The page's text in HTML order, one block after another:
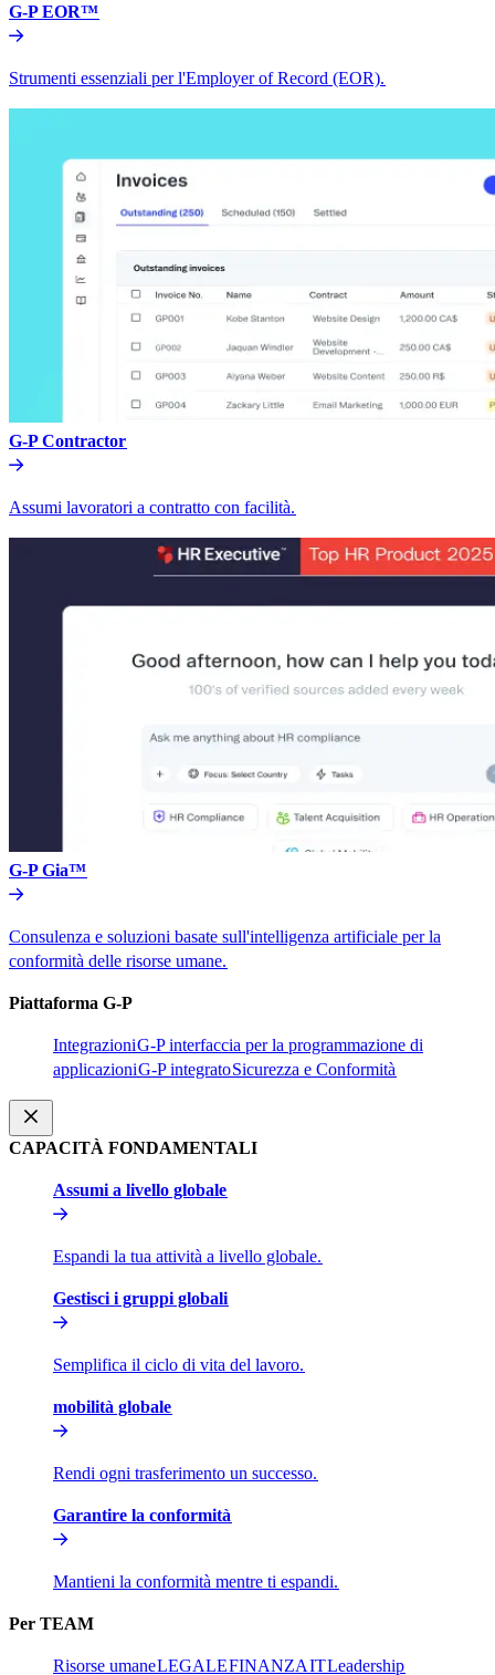
G-P EOR™​​
Strumenti essenziali per l'Employer of Record (EOR).​​
G-P Contractor​​
Assumi lavoratori a contratto con facilità.​​
G-P Gia™​​
Consulenza e soluzioni basate sull'intelligenza artificiale per la
conformità delle risorse umane.​​
Piattaforma G-P​​
Integrazioni​​G-P interfaccia per la programmazione di
applicazioni​​G-P integrato​​Sicurezza e Conformità​​
CAPACITÀ FONDAMENTALI​​
Assumi a livello globale​​
Espandi la tua attività a livello globale.​​
Gestisci i gruppi globali​​
Semplifica il ciclo di vita del lavoro.​​
mobilità globale​​
Rendi ogni trasferimento un successo.​​
Garantire la conformità​​
Mantieni la conformità mentre ti espandi.​​
Per TEAM​​
Risorse umane​​LEGALE​​FINANZA​​IT​​Leadership​​